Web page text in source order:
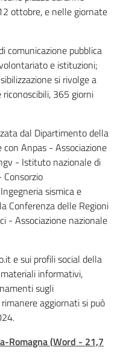
ottobre, e nelle giornate
comunicazione pubblica
e istituzioni;
si rivolge a
365 giorni
dal Dipartimento della
Anpas - Associazione
- Istituto nazionale di
Consorzio
sismica e
Conferenza delle Regioni
- Associazione nazionale
e sui profili social della
informativi,
sugli
aggiornati si può
Romagna(Word - 21,7